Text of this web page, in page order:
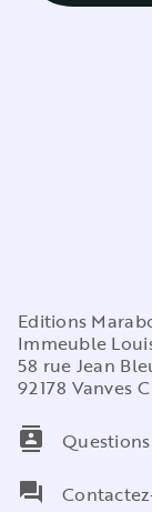
Editions
Immeuble
58 rue Jean
92178 Vanves
contacts
question_answer